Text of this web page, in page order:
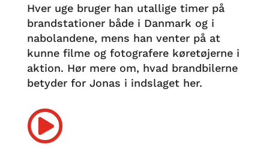
Hver uge bruger han utallige timer på
brandstationer både i Danmark og i
nabolandene, mens han venter på at
kunne filme og fotografere køretøjerne i
aktion. Hør mere om, hvad brandbilerne
betyder for Jonas i indslaget her.
